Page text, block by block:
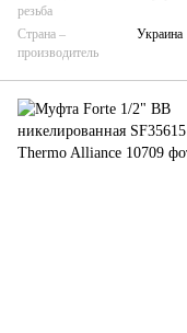
резьба
Страна –
производитель
Украина